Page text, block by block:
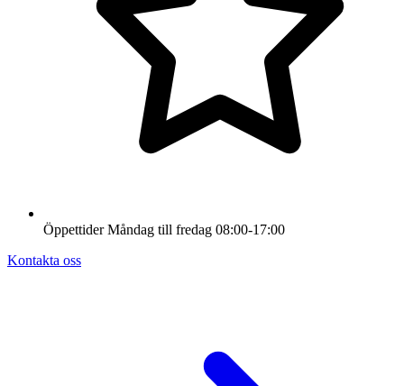
Öppettider Måndag till fredag 08:00-17:00
Kontakta oss